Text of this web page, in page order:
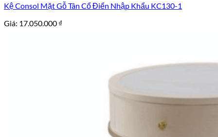
Kệ Consol Mặt Gỗ Tân Cổ Điển Nhập Khẩu KC130-1
Giá: 17.050.000 ₫